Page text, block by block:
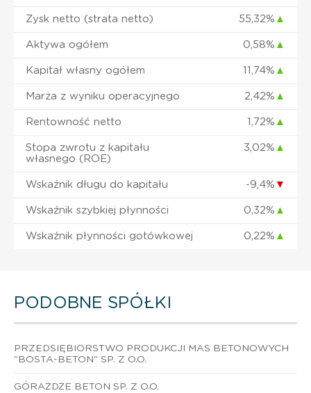
Zysk netto (strata netto) 55,32% ▲
Aktywa ogółem 0,58% ▲
Kapitał własny ogółem 11,74% ▲
Marża z wyniku operacyjnego 2,42% ▲
Rentowność netto 1,72% ▲
Stopa zwrotu z kapitału
własnego (ROE)
3,02% ▲
Wskaźnik długu do kapitału -9,4% ▼
Wskaźnik szybkiej płynności 0,32% ▲
Wskaźnik płynności gotówkowej 0,22% ▲
PODOBNE SPÓŁKI
PRZEDSIĘBIORSTWO PRODUKCJI MAS BETONOWYCH
"BOSTA-BETON" SP. Z O.O.
GÓRAŻDŻE BETON SP. Z O.O.